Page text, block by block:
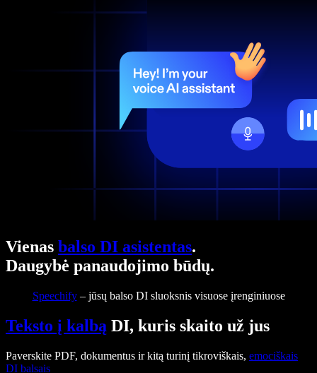
Vienas balso DI asistentas.
Daugybė panaudojimo būdų.
Speechify– jūsų balso DI sluoksnis visuose įrenginiuose
Teksto į kalbą DI, kuris skaito už jus
Paverskite PDF, dokumentus ir kitą turinį tikroviškais, emociškais
DI balsais